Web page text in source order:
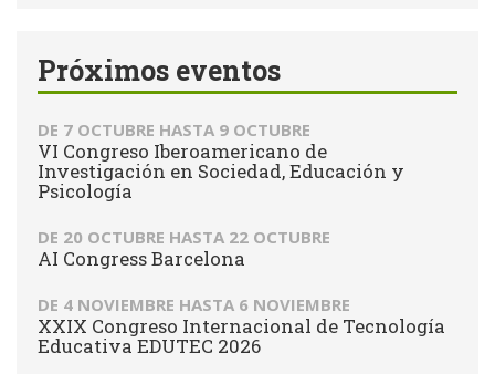
Próximos eventos
DE 7 OCTUBRE HASTA 9 OCTUBRE
VI Congreso Iberoamericano de
Investigación en Sociedad, Educación y
Psicología
DE 20 OCTUBRE HASTA 22 OCTUBRE
AI Congress Barcelona
DE 4 NOVIEMBRE HASTA 6 NOVIEMBRE
XXIX Congreso Internacional de Tecnología
Educativa EDUTEC 2026